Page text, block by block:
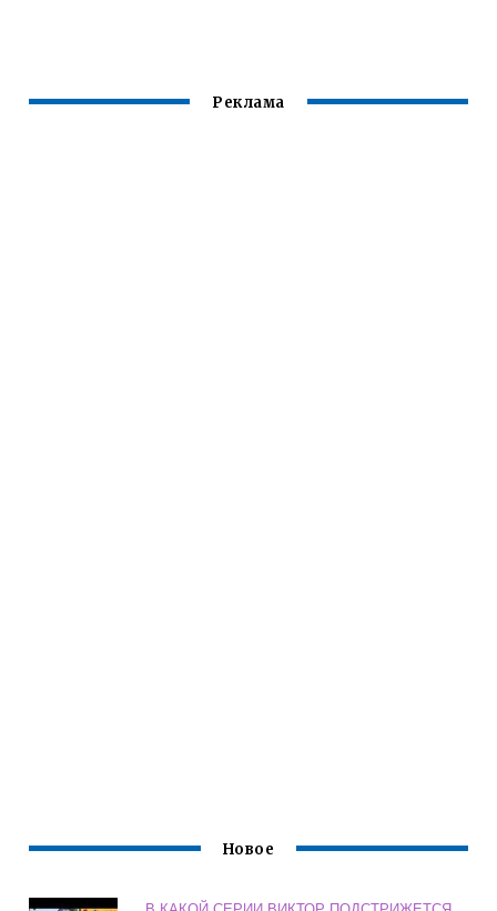
Реклама
Новое